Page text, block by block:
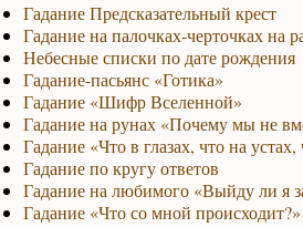
Гадание Предсказательный крест
Гадание на палочках-черточках на
Небесные списки по дате рождения
Гадание-пасьянс «Готика»
Гадание «Шифр Вселенной»
Гадание на рунах «Почему мы не
Гадание «Что в глазах, что на
Гадание по кругу ответов
Гадание на любимого «Выйду ли я
Гадание «Что со мной происходит?»